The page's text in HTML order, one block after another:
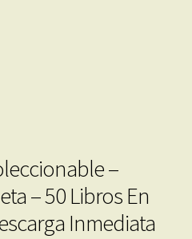
–
– 50 Libros En
Inmediata